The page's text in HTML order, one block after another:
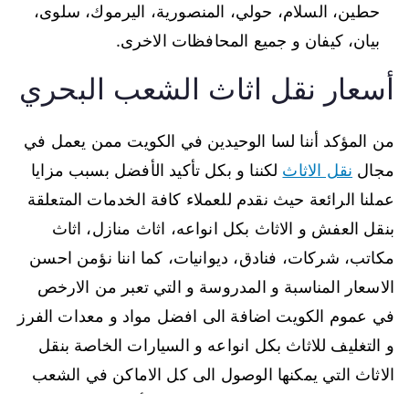
حطين، السلام، حولي، المنصورية، اليرموك، سلوى،
بيان، كيفان و جميع المحافظات الاخرى.
أسعار نقل اثاث الشعب البحري
من المؤكد أننا لسا الوحيدين في الكويت ممن يعمل في
مجال نقل الاثاث لكننا و بكل تأكيد الأفضل بسبب مزايا
عملنا الرائعة حيث نقدم للعملاء كافة الخدمات المتعلقة
بنقل العفش و الاثاث بكل انواعه، اثاث منازل، اثاث
مكاتب، شركات، فنادق، ديوانيات، كما اننا نؤمن احسن
الاسعار المناسبة و المدروسة و التي تعبر من الارخص
في عموم الكويت اضافة الى افضل مواد و معدات الفرز
و التغليف للاثاث بكل انواعه و السيارات الخاصة بنقل
الاثاث التي يمكنها الوصول الى كل الاماكن في الشعب